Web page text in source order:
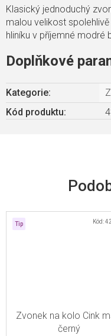
Klasický jednoduchý
malou velikost
hliníku v příjemné modré
Doplňkové
Kategorie:
Kód produktu:
Tip
Zvonek na kolo Cink
černý
Kód: